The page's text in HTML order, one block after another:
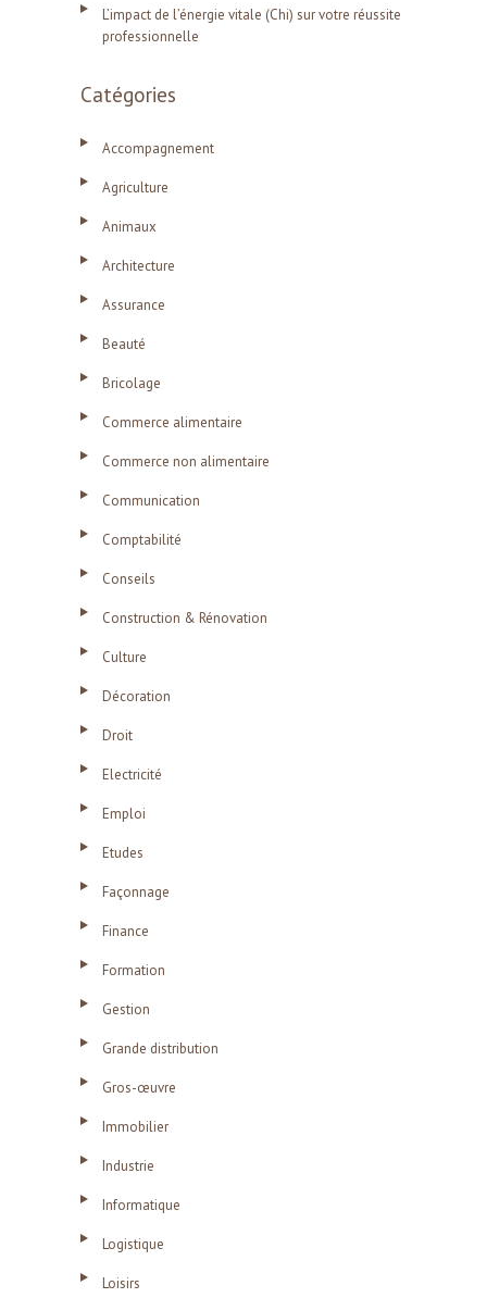
L’impact de l’énergie vitale (Chi) sur votre réussite
professionnelle
Catégories
Accompagnement
Agriculture
Animaux
Architecture
Assurance
Beauté
Bricolage
Commerce alimentaire
Commerce non alimentaire
Communication
Comptabilité
Conseils
Construction & Rénovation
Culture
Décoration
Droit
Electricité
Emploi
Etudes
Façonnage
Finance
Formation
Gestion
Grande distribution
Gros-œuvre
Immobilier
Industrie
Informatique
Logistique
Loisirs